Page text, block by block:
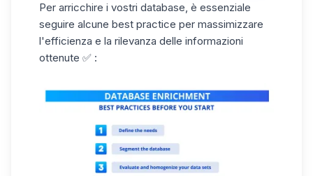
Per arricchire i vostri database, è essenziale
seguire alcune best practice per massimizzare
l'efficienza e la rilevanza delle informazioni
ottenute ✅ :